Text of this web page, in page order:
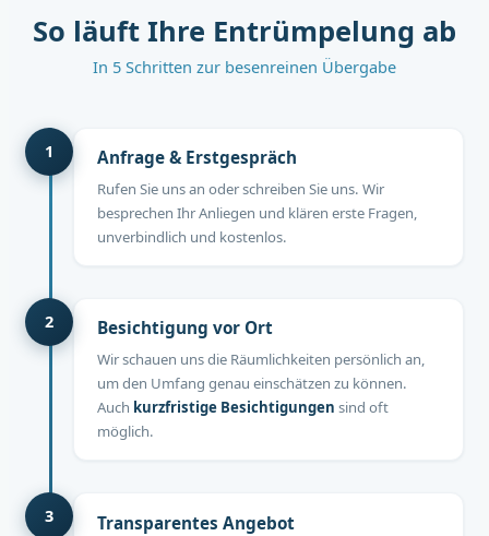
So läuft Ihre Entrümpelung ab
In 5 Schritten zur besenreinen Übergabe
1 Anfrage & Erstgespräch
Rufen Sie uns an oder schreiben Sie uns. Wir
besprechen Ihr Anliegen und klären erste Fragen,
unverbindlich und kostenlos.
2 Besichtigung vor Ort
Wir schauen uns die Räumlichkeiten persönlich an,
um den Umfang genau einschätzen zu können.
Auch kurzfristige Besichtigungen sind oft
möglich.
3 Transparentes Angebot